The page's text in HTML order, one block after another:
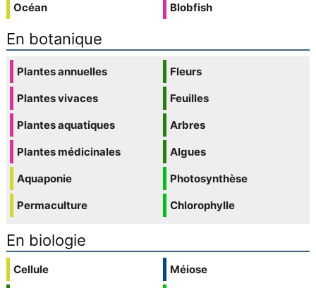
Océan
Blobfish
En botanique
Plantes annuelles
Plantes vivaces
Plantes aquatiques
Plantes médicinales
Aquaponie
Permaculture
Fleurs
Feuilles
Arbres
Algues
Photosynthèse
Chlorophylle
En biologie
Cellule
Méiose